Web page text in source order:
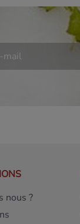
nous ?